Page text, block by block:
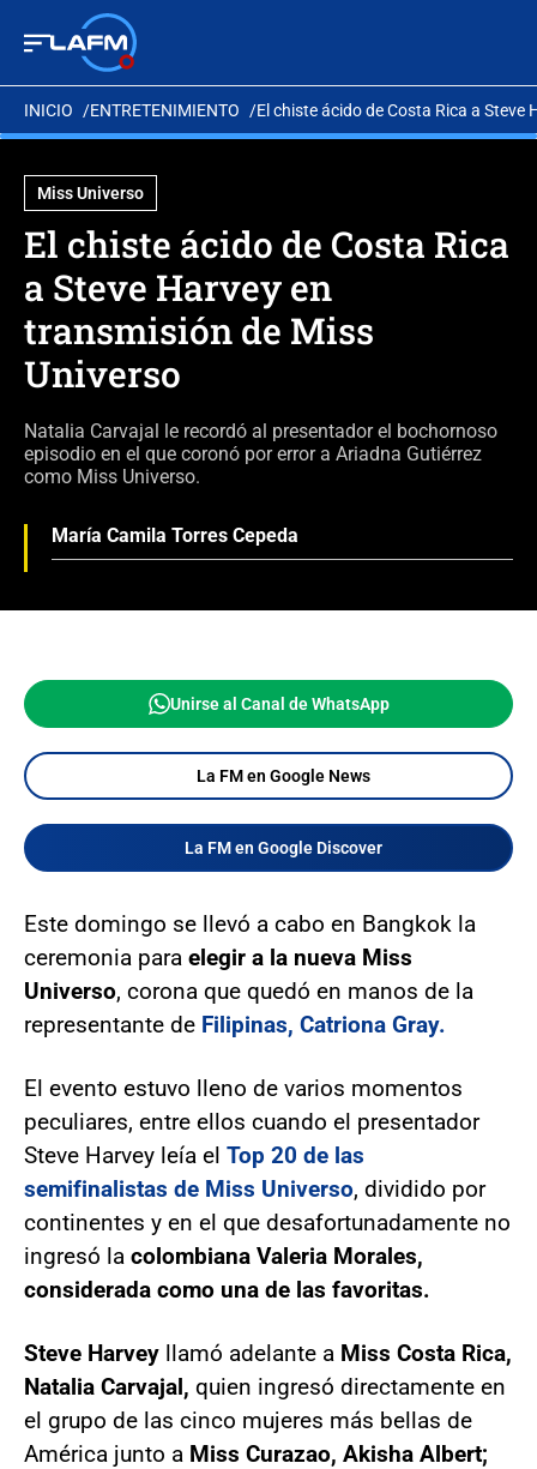
INICIO ENTRETENIMIENTO El chiste ácido de Costa Rica a
Miss Universo
El chiste ácido de Costa Rica
a Steve Harvey en
transmisión de Miss
Universo
Natalia Carvajal le recordó al presentador el bochornoso
episodio en el que coronó por error a Ariadna Gutiérrez
como Miss Universo.
María Camila Torres Cepeda
Unirse al Canal de WhatsApp
La FM en Google News
La FM en Google Discover
Este domingo se llevó a cabo en Bangkok la
ceremonia para elegir a la nueva Miss
Universo, corona que quedó en manos de la
representante de Filipinas, Catriona Gray.
El evento estuvo lleno de varios momentos
peculiares, entre ellos cuando el presentador
Steve Harvey leía el Top 20 de las
semifinalistas de Miss Universo, dividido por
continentes y en el que desafortunadamente no
ingresó la colombiana Valeria Morales,
considerada como una de las favoritas.
Steve Harvey llamó adelante a Miss Costa Rica,
Natalia Carvajal, quien ingresó directamente en
el grupo de las cinco mujeres más bellas de
América junto a Miss Curazao, Akisha Albert;